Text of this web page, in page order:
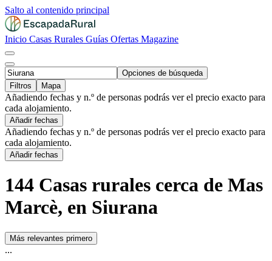
Salto al contenido principal
Inicio Casas Rurales Guías Ofertas Magazine
Opciones de búsqueda
Filtros
Mapa
Añadiendo fechas y n.º de personas podrás ver el precio exacto para
cada alojamiento.
Añadir fechas
Añadiendo fechas y n.º de personas podrás ver el precio exacto para
cada alojamiento.
Añadir fechas
144 Casas rurales cerca de Mas
Marcè, en Siurana
Más relevantes primero
...